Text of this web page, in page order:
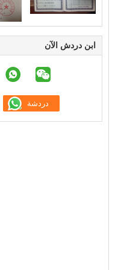
ابن دردش الآن